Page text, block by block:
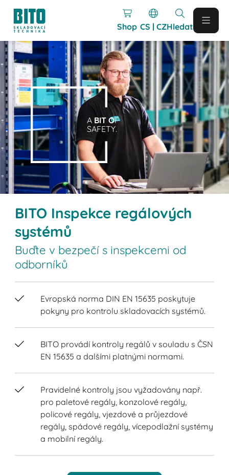
Shop CS | CZHledat
A BIT OF
SAFETY.
BITO Inspekce regálových
systémů
Buďte v bezpečí s inspekcemi od
odborníků
Evropská norma DIN EN 15635 poskytuje
pokyny pro kontrolu skladovacích systémů.
BITO provádí kontroly regálů v souladu s ČSN
EN 15635 a dalšími platnými normami.
Pravidelné kontroly jsou vyžadovány např.
pro paletové regály, konzolové regály,
policové regály, vjezdové a průjezdové
regály, spádové regály, vícepodlažní systémy
a mobilní regály.